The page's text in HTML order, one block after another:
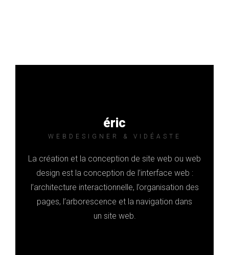
éric
WEBDESIGNER & VIDÉASTE
La création et la conception de site web ou web
design est la conception de l’interface web :
l’architecture interactionnelle, l’organisation des
pages, l’arborescence et la navigation dans
un site web.